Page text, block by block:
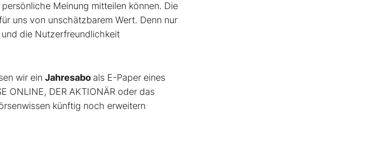
Meinung mitteilen können. Die
uns von unschätzbarem Wert. Denn nur
die Nutzerfreundlichkeit
wir ein Jahresabo als E-Paper eines
ONLINE, DER AKTIONÄR oder das
künftig noch erweitern